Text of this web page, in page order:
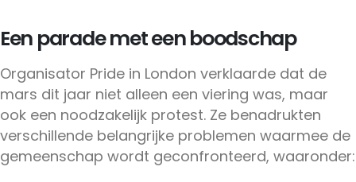
Een parade met een boodschap
Organisator Pride in London verklaarde dat de
mars dit jaar niet alleen een viering was, maar
ook een noodzakelijk protest. Ze benadrukten
verschillende belangrijke problemen waarmee de
gemeenschap wordt geconfronteerd, waaronder: